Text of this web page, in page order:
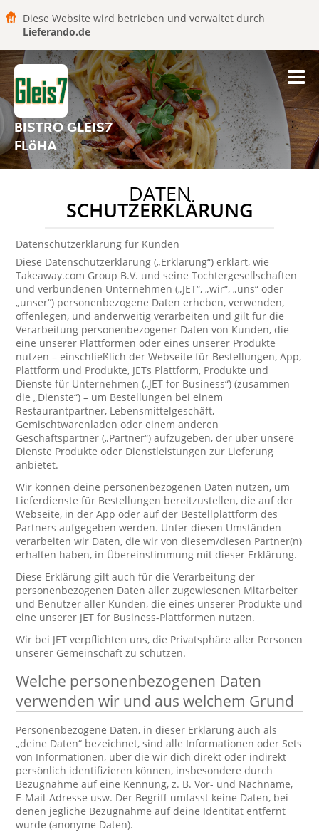
Diese Website wird betrieben und verwaltet durch
Lieferando.de
BISTRO GLEIS7
FLöHA
DATEN
SCHUTZERKLÄRUNG
Datenschutzerklärung für Kunden
Diese Datenschutzerklärung („Erklärung“) erklärt, wie
Takeaway.com Group B.V. und seine Tochtergesellschaften
und verbundenen Unternehmen („JET“, „wir“, „uns“ oder
„unser“) personenbezogene Daten erheben, verwenden,
offenlegen, und anderweitig verarbeiten und gilt für die
Verarbeitung personenbezogener Daten von Kunden, die
eine unserer Plattformen oder eines unserer Produkte
nutzen – einschließlich der Webseite für Bestellungen, App,
Plattform und Produkte, JETs Plattform, Produkte und
Dienste für Unternehmen („JET for Business“) (zusammen
die „Dienste“) – um Bestellungen bei einem
Restaurantpartner, Lebensmittelgeschäft,
Gemischtwarenladen oder einem anderen
Geschäftspartner („Partner“) aufzugeben, der über unsere
Dienste Produkte oder Dienstleistungen zur Lieferung
anbietet.
Wir können deine personenbezogenen Daten nutzen, um
Lieferdienste für Bestellungen bereitzustellen, die auf der
Webseite, in der App oder auf der Bestellplattform des
Partners aufgegeben werden. Unter diesen Umständen
verarbeiten wir Daten, die wir von diesem/diesen Partner(n)
erhalten haben, in Übereinstimmung mit dieser Erklärung.
Diese Erklärung gilt auch für die Verarbeitung der
personenbezogenen Daten aller zugewiesenen Mitarbeiter
und Benutzer aller Kunden, die eines unserer Produkte und
eine unserer JET for Business-Plattformen nutzen.
Wir bei JET verpflichten uns, die Privatsphäre aller Personen
unserer Gemeinschaft zu schützen.
Welche personenbezogenen Daten
verwenden wir und aus welchem Grund
Personenbezogene Daten, in dieser Erklärung auch als
„deine Daten“ bezeichnet, sind alle Informationen oder Sets
von Informationen, über die wir dich direkt oder indirekt
persönlich identifizieren können, insbesondere durch
Bezugnahme auf eine Kennung, z. B. Vor- und Nachname,
E-Mail-Adresse usw. Der Begriff umfasst keine Daten, bei
denen jegliche Bezugnahme auf deine Identität entfernt
wurde (anonyme Daten).